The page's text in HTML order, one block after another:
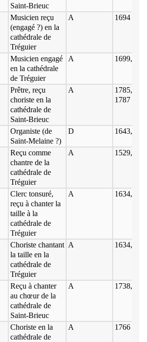
Saint-Brieuc
Musicien reçu
(engagé ?) en la
cathédrale de
Tréguier
A 1694 2
Musicien engagé
en la cathédrale
de Tréguier
A 1699, 5
Prêtre, reçu
choriste en la
cathédrale de
Saint-Brieuc
A
1785, 11
1787
Organiste (de
Saint-Melaine ?)
D 1643, 18
Reçu comme
chantre de la
cathédrale de
Tréguier
A 1529,
Clerc tonsuré,
reçu à chanter la
taille à la
cathédrale de
Tréguier
A 1634, 26
Choriste chantant
la taille en la
cathédrale de
Tréguier
A 1634,
Reçu à chanter
au chœur de la
cathédrale de
Saint-Brieuc
A 1738, 20
Choriste en la
cathédrale de
A 1766